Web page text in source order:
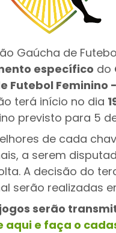
Gaúcha de
específico do
Futebol Feminino
terá início no dia
previsto para 5
de cada
a serem
A decisão do
serão realizadas
serão
aqui e faça o